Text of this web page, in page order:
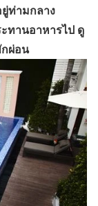
ท่ามกลาง
ทานอาหารไป ดู
ผ่อน